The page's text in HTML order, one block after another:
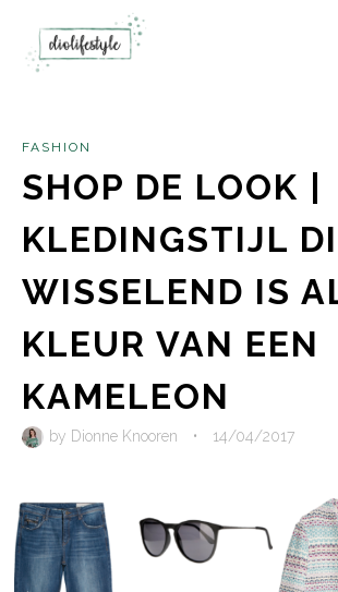
FASHION
SHOP DE LOOK |
KLEDINGSTIJL
WISSELEND IS
KLEUR VAN EEN
KAMELEON
by Dionne Knooren • 14/04/2017